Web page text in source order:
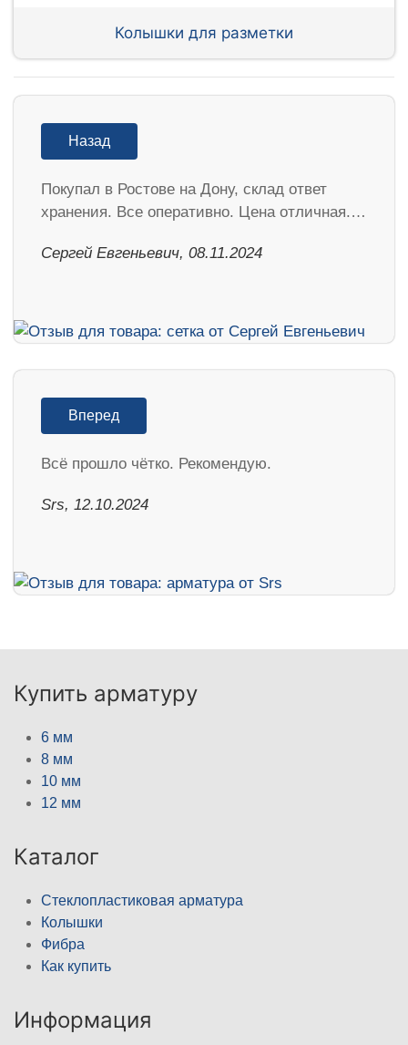
Колышки для разметки
Назад
Покупал в Ростове на Дону, склад ответ
хранения. Все оперативно. Цена отличная.…
Сергей Евгеньевич, 08.11.2024
Вперед
Всё прошло чётко. Рекомендую.
Srs, 12.10.2024
Купить арматуру
6 мм
8 мм
10 мм
12 мм
Каталог
Стеклопластиковая арматура
Колышки
Фибра
Как купить
Информация